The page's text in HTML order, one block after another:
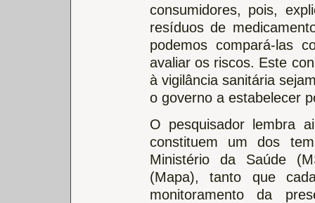
consumidores, pois,
resíduos de
podemos compará-las
avaliar os riscos. Este
à vigilância sanitária
o governo a estabelecer
O pesquisador lembra
constituem um dos
Ministério da Saúde
(Mapa), tanto que
monitoramento da